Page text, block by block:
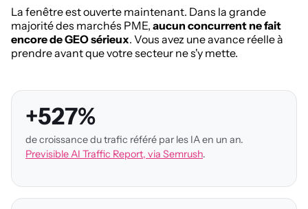
La fenêtre est ouverte maintenant. Dans la grande
majorité des marchés PME, aucun concurrent ne fait
encore de GEO sérieux. Vous avez une avance réelle à
prendre avant que votre secteur ne s'y mette.
+527%
de croissance du trafic référé par les IA en un an.
Previsible AI Traffic Report, via Semrush.